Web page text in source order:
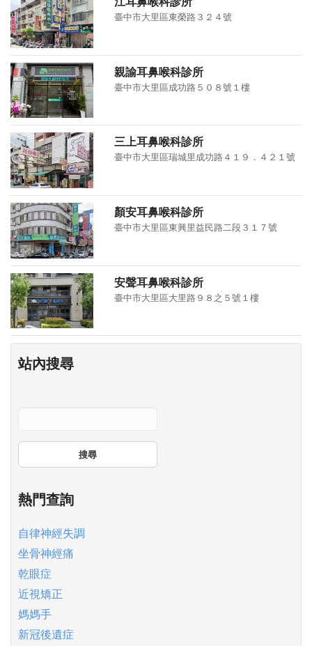
臺中市大里區東榮路３２４號
親諭耳鼻喉科診所
臺中市大里區成功路５０８號１樓
三上耳鼻喉科診所
臺中市大里區瑞城里成功路４１９．４２１號
顏安耳鼻喉科診所
臺中市大里區東興里益民路二段３１７號
安聲耳鼻喉科診所
臺中市大里區大里路９８之５號１樓
站內搜尋
搜尋
熱門查詢
自律神經失調
坐骨神經痛
乾眼症
近視矯正
媽媽手
新冠後遺症